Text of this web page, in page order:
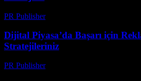
PR Publisher-
Dijital Piyasa’da Başarı için
Stratejileriniz
PR Publisher-